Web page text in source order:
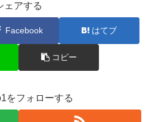
ェアする
Facebook はてブ
コピー
をフォローする